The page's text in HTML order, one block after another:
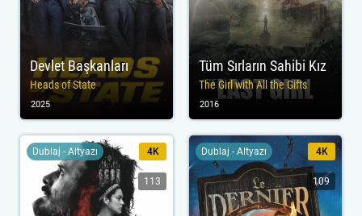
Devlet Başkanları
Heads of State
2025
Tüm Sırların Sahibi Kız
The Girl with All the Gifts
2016
Dublaj - Altyazı 4K
113
Dublaj - Altyazı 4K
109